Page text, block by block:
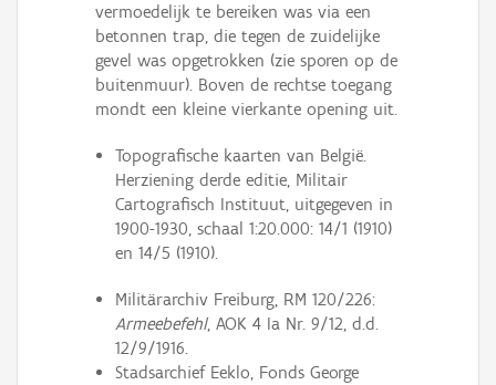
vermoedelijk te bereiken was via een
betonnen trap, die tegen de zuidelijke
gevel was opgetrokken (zie sporen op de
buitenmuur). Boven de rechtse toegang
mondt een kleine vierkante opening uit.
Topografische kaarten van België.
Herziening derde editie, Militair
Cartografisch Instituut, uitgegeven in
1900-1930, schaal 1:20.000: 14/1 (1910)
en 14/5 (1910).
Militärarchiv Freiburg, RM 120/226:
Armeebefehl, AOK 4 Ia Nr. 9/12, d.d.
12/9/1916.
Stadsarchief Eeklo, Fonds George